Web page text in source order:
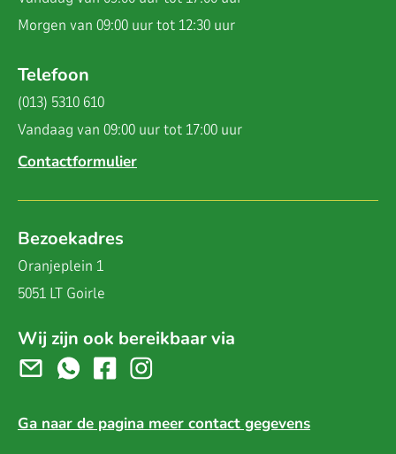
Morgen van 09:00 uur tot 12:30 uur
Telefoon
(013) 5310 610
Vandaag van 09:00 uur tot 17:00 uur
Contactformulier
Bezoekadres
Oranjeplein 1
5051 LT Goirle
Wij zijn ook bereikbaar via
Ga naar de pagina meer contact gegevens